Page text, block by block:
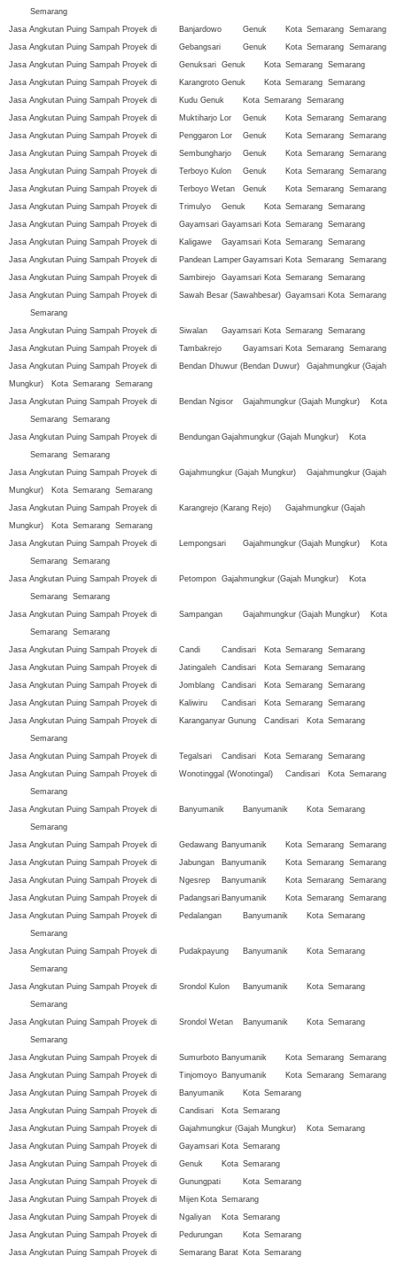
Semarang
Jasa Angkutan Puing Sampah Proyek di
Banjardowo Genuk Kota Semarang Semarang
Jasa Angkutan Puing Sampah Proyek di
Gebangsari Genuk Kota Semarang Semarang
Jasa Angkutan Puing Sampah Proyek di
Genuksari Genuk Kota Semarang Semarang
Jasa Angkutan Puing Sampah Proyek di
Karangroto Genuk Kota Semarang Semarang
Jasa Angkutan Puing Sampah Proyek di
Kudu Genuk Kota Semarang Semarang
Jasa Angkutan Puing Sampah Proyek di
Muktiharjo Lor Genuk Kota Semarang Semarang
Jasa Angkutan Puing Sampah Proyek di
Penggaron Lor Genuk Kota Semarang Semarang
Jasa Angkutan Puing Sampah Proyek di
Sembungharjo Genuk Kota Semarang Semarang
Jasa Angkutan Puing Sampah Proyek di
Terboyo Kulon Genuk Kota Semarang Semarang
Jasa Angkutan Puing Sampah Proyek di
Terboyo Wetan Genuk Kota Semarang Semarang
Jasa Angkutan Puing Sampah Proyek di
Trimulyo Genuk Kota Semarang Semarang
Jasa Angkutan Puing Sampah Proyek di
Gayamsari Gayamsari Kota Semarang Semarang
Jasa Angkutan Puing Sampah Proyek di
Kaligawe Gayamsari Kota Semarang Semarang
Jasa Angkutan Puing Sampah Proyek di
Pandean Lamper Gayamsari Kota Semarang Semarang
Jasa Angkutan Puing Sampah Proyek di
Sambirejo Gayamsari Kota Semarang Semarang
Jasa Angkutan Puing Sampah Proyek di
Sawah Besar (Sawahbesar) Gayamsari Kota Semarang
Semarang
Jasa Angkutan Puing Sampah Proyek di
Siwalan Gayamsari Kota Semarang Semarang
Jasa Angkutan Puing Sampah Proyek di
Tambakrejo Gayamsari Kota Semarang Semarang
Jasa Angkutan Puing Sampah Proyek di
Bendan Dhuwur (Bendan Duwur)
Gajahmungkur (Gajah
Mungkur)
Kota Semarang Semarang
Jasa Angkutan Puing Sampah Proyek di
Bendan Ngisor Gajahmungkur (Gajah Mungkur)
Kota
Semarang Semarang
Jasa Angkutan Puing Sampah Proyek di
Bendungan Gajahmungkur (Gajah Mungkur)
Kota
Semarang Semarang
Jasa Angkutan Puing Sampah Proyek di
Gajahmungkur (Gajah Mungkur)
Gajahmungkur (Gajah
Mungkur)
Kota Semarang Semarang
Jasa Angkutan Puing Sampah Proyek di
Karangrejo (Karang Rejo)
Gajahmungkur (Gajah
Mungkur)
Kota Semarang Semarang
Jasa Angkutan Puing Sampah Proyek di
Lempongsari Gajahmungkur (Gajah Mungkur)
Kota
Semarang Semarang
Jasa Angkutan Puing Sampah Proyek di
Petompon Gajahmungkur (Gajah Mungkur)
Kota
Semarang Semarang
Jasa Angkutan Puing Sampah Proyek di
Sampangan Gajahmungkur (Gajah Mungkur)
Kota
Semarang Semarang
Jasa Angkutan Puing Sampah Proyek di
Candi Candisari Kota Semarang Semarang
Jasa Angkutan Puing Sampah Proyek di
Jatingaleh Candisari Kota Semarang Semarang
Jasa Angkutan Puing Sampah Proyek di
Jomblang Candisari Kota Semarang Semarang
Jasa Angkutan Puing Sampah Proyek di
Kaliwiru Candisari Kota Semarang Semarang
Jasa Angkutan Puing Sampah Proyek di
Karanganyar Gunung Candisari Kota Semarang
Semarang
Jasa Angkutan Puing Sampah Proyek di
Tegalsari Candisari Kota Semarang Semarang
Jasa Angkutan Puing Sampah Proyek di
Wonotinggal (Wonotingal) Candisari Kota Semarang
Semarang
Jasa Angkutan Puing Sampah Proyek di
Banyumanik Banyumanik Kota Semarang
Semarang
Jasa Angkutan Puing Sampah Proyek di
Gedawang Banyumanik Kota Semarang Semarang
Jasa Angkutan Puing Sampah Proyek di
Jabungan Banyumanik Kota Semarang Semarang
Jasa Angkutan Puing Sampah Proyek di
Ngesrep Banyumanik Kota Semarang Semarang
Jasa Angkutan Puing Sampah Proyek di
Padangsari Banyumanik Kota Semarang Semarang
Jasa Angkutan Puing Sampah Proyek di
Pedalangan Banyumanik Kota Semarang
Semarang
Jasa Angkutan Puing Sampah Proyek di
Pudakpayung Banyumanik Kota Semarang
Semarang
Jasa Angkutan Puing Sampah Proyek di
Srondol Kulon Banyumanik Kota Semarang
Semarang
Jasa Angkutan Puing Sampah Proyek di
Srondol Wetan Banyumanik Kota Semarang
Semarang
Jasa Angkutan Puing Sampah Proyek di
Sumurboto Banyumanik Kota Semarang Semarang
Jasa Angkutan Puing Sampah Proyek di
Tinjomoyo Banyumanik Kota Semarang Semarang
Jasa Angkutan Puing Sampah Proyek di
Banyumanik Kota Semarang
Jasa Angkutan Puing Sampah Proyek di
Candisari Kota Semarang
Jasa Angkutan Puing Sampah Proyek di
Gajahmungkur (Gajah Mungkur) Kota Semarang
Jasa Angkutan Puing Sampah Proyek di
Gayamsari Kota Semarang
Jasa Angkutan Puing Sampah Proyek di
Genuk Kota Semarang
Jasa Angkutan Puing Sampah Proyek di
Gunungpati Kota Semarang
Jasa Angkutan Puing Sampah Proyek di
Mijen Kota Semarang
Jasa Angkutan Puing Sampah Proyek di
Ngaliyan Kota Semarang
Jasa Angkutan Puing Sampah Proyek di
Pedurungan Kota Semarang
Jasa Angkutan Puing Sampah Proyek di
Semarang Barat Kota Semarang